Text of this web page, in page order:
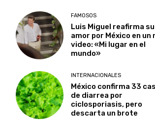
FAMOSOS
Luis Miguel reafirma su
amor por México en un
video: «Mi lugar en el
mundo»
INTERNACIONALES
México confirma 33
de diarrea por
ciclosporiasis, pero
descarta un brote